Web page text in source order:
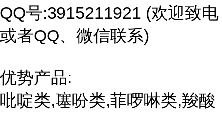
QQ号:3915211921 (欢迎致电
或者QQ、微信联系)
优势产品:
吡啶类,噻吩类,菲啰啉类,羧酸